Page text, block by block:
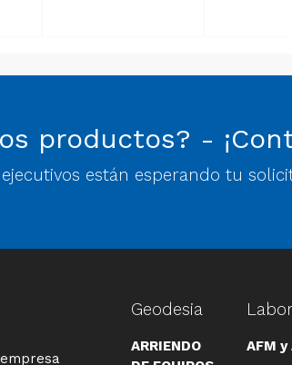
productos? -
están esperando tu
Geodesia
ARRIENDO
AFM y